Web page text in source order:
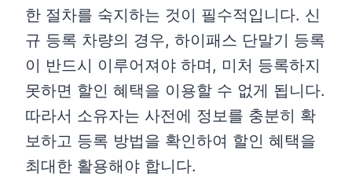
한 절차를 숙지하는 것이 필수적입니다. 신
규 등록 차량의 경우, 하이패스 단말기 등록
이 반드시 이루어져야 하며, 미처 등록하지
못하면 할인 혜택을 이용할 수 없게 됩니다.
따라서 소유자는 사전에 정보를 충분히 확
보하고 등록 방법을 확인하여 할인 혜택을
최대한 활용해야 합니다.